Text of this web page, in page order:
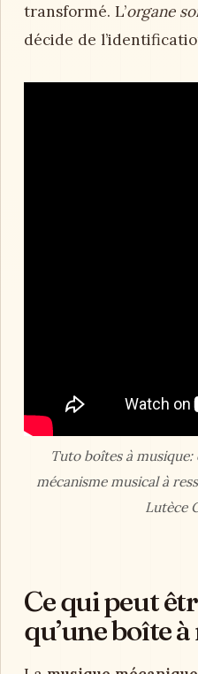
transformé. L’organe
décide de
Tuto boîtes à
mécanisme musical à
Lutèce
Ce qui peut
qu’une boîte